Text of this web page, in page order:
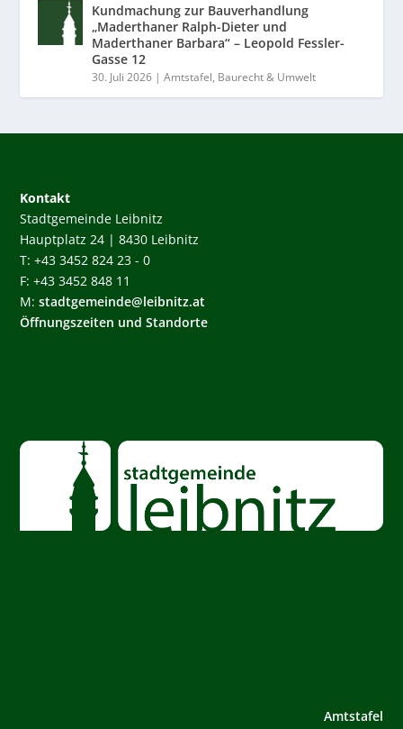
Kundmachung zur Bauverhandlung
„Maderthaner Ralph-Dieter und
Maderthaner Barbara“ – Leopold Fessler-
Gasse 12
30. Juli 2026 |Amtstafel, Baurecht & Umwelt
Kontakt
Stadtgemeinde Leibnitz
Hauptplatz 24 | 8430 Leibnitz
T: +43 3452 824 23 - 0
F: +43 3452 848 11
M:stadtgemeinde@leibnitz.at
Öffnungszeiten und Standorte
Amtstafel